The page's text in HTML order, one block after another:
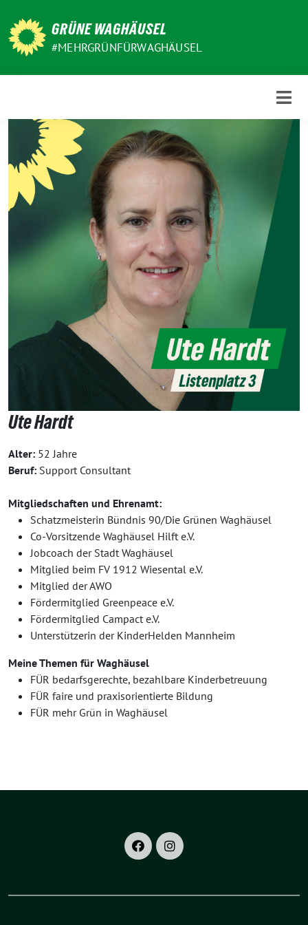
zum
Inhalt
GRÜNE WAGHÄUSEL
#MEHRGRÜNFÜRWAGHÄUSEL
Ute Hardt
Alter: 52 Jahre
Beruf: Support Consultant
Mitgliedschaften und Ehrenamt:
Schatzmeisterin Bündnis 90/Die Grünen Waghäusel
Co-Vorsitzende Waghäusel Hilft e.V.
Jobcoach der Stadt Waghäusel
Mitglied beim FV 1912 Wiesental e.V.
Mitglied der AWO
Fördermitglied Greenpeace e.V.
Fördermitglied Campact e.V.
Unterstützerin der KinderHelden Mannheim
Meine Themen für Waghäusel
FÜR bedarfsgerechte, bezahlbare Kinderbetreuung
FÜR faire und praxisorientierte Bildung
FÜR mehr Grün in Waghäusel